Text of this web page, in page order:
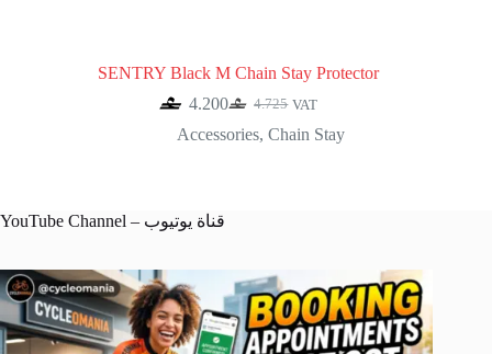
SENTRY Black M Chain Stay Protector
4.725
Original
price
4.200Current
price
VAT
Accessories, Chain Stay
YouTube Channel – قناة يوتيوب